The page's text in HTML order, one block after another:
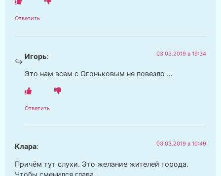
Ответить
Игорь: 03.03.2019 в 19:34
Это нам всем с Огоньковым не повезло …
Ответить
Клара: 03.03.2019 в 10:49
Причём тут слухи. Это желание жителей города.
Чтобы сменился глава.